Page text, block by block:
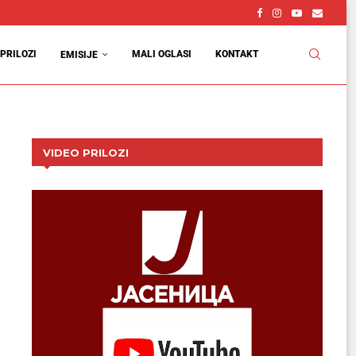
PRILOZI EMISIJE MALI OGLASI KONTAKT
VIDEO PRILOZI